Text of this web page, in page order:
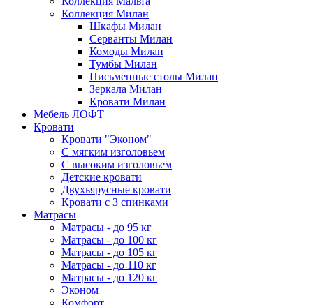
Коллекция Милан
Шкафы Милан
Серванты Милан
Комоды Милан
Тумбы Милан
Письменные столы Милан
Зеркала Милан
Кровати Милан
Мебель ЛОФТ
Кровати
Кровати "Эконом"
С мягким изголовьем
С высоким изголовьем
Детские кровати
Двухъярусные кровати
Кровати с 3 спинками
Матрасы
Матрасы - до 95 кг
Матрасы - до 100 кг
Матрасы - до 105 кг
Матрасы - до 110 кг
Матрасы - до 120 кг
Эконом
Комфорт